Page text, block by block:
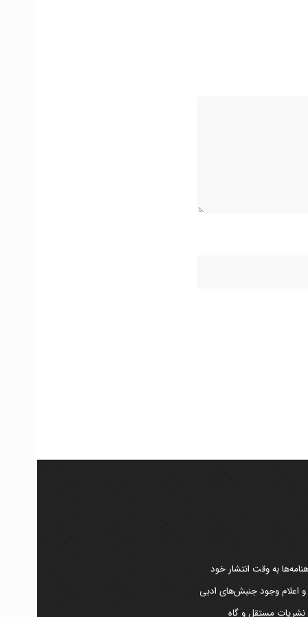
به وقت انتشار خود
و اعلام وجود جنبش‌های ادبی
نشریات مستقل و گاه